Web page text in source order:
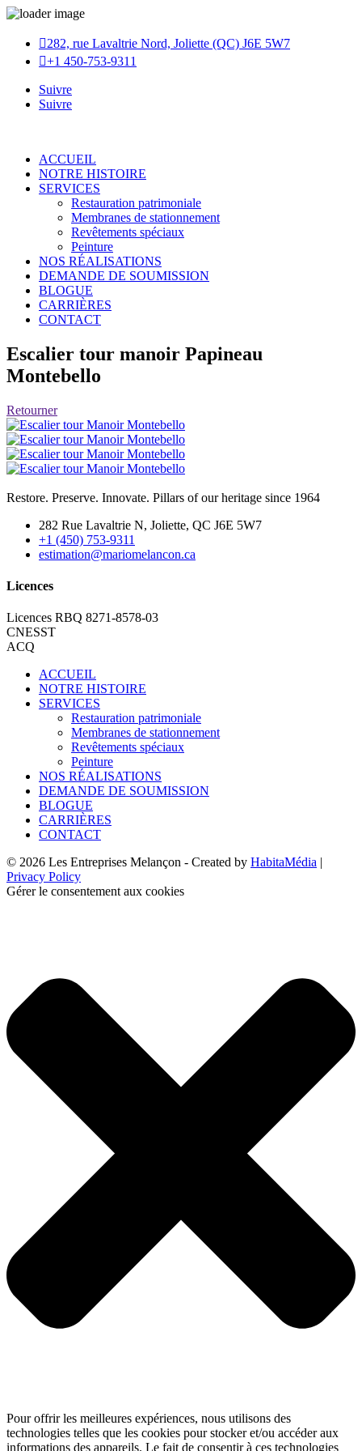
282, rue Lavaltrie Nord, Joliette (QC) J6E 5W7
+1 450-753-9311
Suivre
Suivre
ACCUEIL
NOTRE HISTOIRE
SERVICES
Restauration patrimoniale
Membranes de stationnement
Revêtements spéciaux
Peinture
NOS RÉALISATIONS
DEMANDE DE SOUMISSION
BLOGUE
CARRIÈRES
CONTACT
Escalier tour manoir Papineau
Montebello
Retourner
Restore. Preserve. Innovate. Pillars of our heritage since 1964
282 Rue Lavaltrie N, Joliette, QC J6E 5W7
+1 (450) 753-9311
estimation@mariomelancon.ca
Licences
Licences RBQ 8271-8578-03
CNESST
ACQ
ACCUEIL
NOTRE HISTOIRE
SERVICES
Restauration patrimoniale
Membranes de stationnement
Revêtements spéciaux
Peinture
NOS RÉALISATIONS
DEMANDE DE SOUMISSION
BLOGUE
CARRIÈRES
CONTACT
© 2026 Les Entreprises Melançon - Created by HabitaMédia |
Privacy Policy
Gérer le consentement aux cookies
Pour offrir les meilleures expériences, nous utilisons des
technologies telles que les cookies pour stocker et/ou accéder aux
informations des appareils. Le fait de consentir à ces technologies